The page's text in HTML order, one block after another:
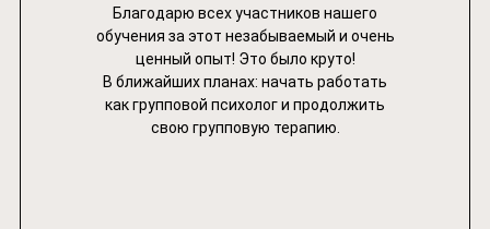
Благодарю всех участников нашего
обучения за этот незабываемый и очень
ценный опыт! Это было круто!
В ближайших планах: начать работать
как групповой психолог и продолжить
свою групповую терапию.